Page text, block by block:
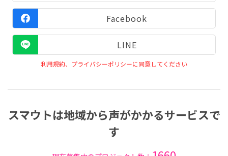
Facebook
LINE
利用規約、プライバシーポリシーに同意してください
スマウトは地域から声がかかるサービスで
す